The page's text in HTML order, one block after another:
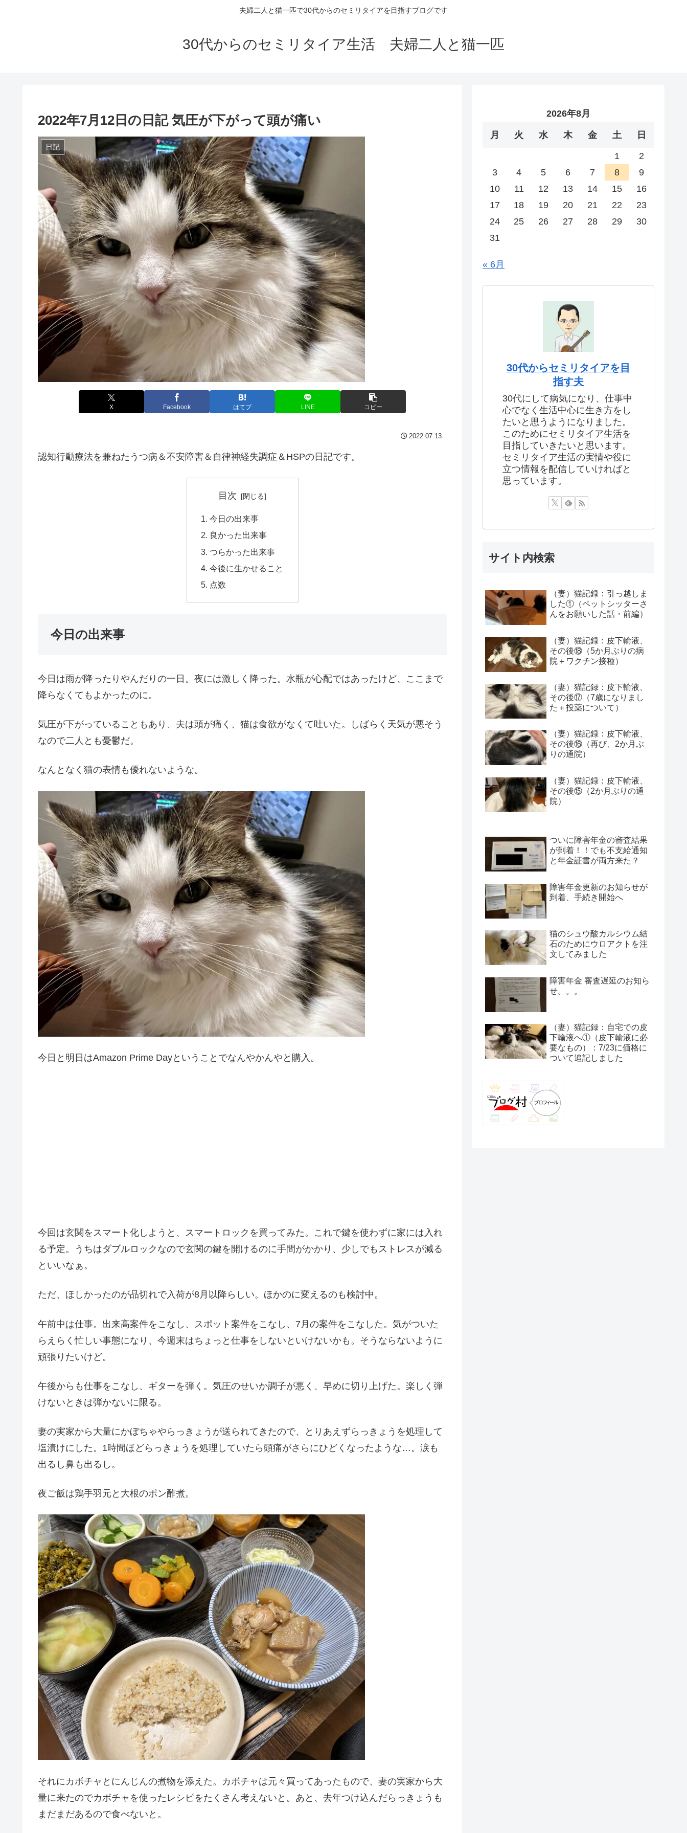
夫婦二人と猫一匹で30代からのセミリタイアを目指すブログです
30代からのセミリタイア生活 夫婦二人と猫一匹
2022年7月12日の日記 気圧が下がって頭が痛い
日記
X Facebook はてブ LINE コピー
2022.07.13
認知行動療法を兼ねたうつ病＆不安障害＆自律神経失調症＆HSPの日記です。
目次
今日の出来事
良かった出来事
つらかった出来事
今後に生かせること
点数
今日の出来事
今日は雨が降ったりやんだりの一日。夜には激しく降った。水瓶が心配ではあったけど、ここまで
降らなくてもよかったのに。
気圧が下がっていることもあり、夫は頭が痛く、猫は食欲がなくて吐いた。しばらく天気が悪そう
なので二人とも憂鬱だ。
なんとなく猫の表情も優れないような。
今日と明日はAmazon Prime Dayということでなんやかんやと購入。
今回は玄関をスマート化しようと、スマートロックを買ってみた。これで鍵を使わずに家には入れ
る予定。うちはダブルロックなので玄関の鍵を開けるのに手間がかかり、少しでもストレスが減る
といいなぁ。
ただ、ほしかったのが品切れで入荷が8月以降らしい。ほかのに変えるのも検討中。
午前中は仕事。出来高案件をこなし、スポット案件をこなし、7月の案件をこなした。気がついた
らえらく忙しい事態になり、今週末はちょっと仕事をしないといけないかも。そうならないように
頑張りたいけど。
午後からも仕事をこなし、ギターを弾く。気圧のせいか調子が悪く、早めに切り上げた。楽しく弾
けないときは弾かないに限る。
妻の実家から大量にかぼちゃやらっきょうが送られてきたので、とりあえずらっきょうを処理して
塩漬けにした。1時間ほどらっきょうを処理していたら頭痛がさらにひどくなったような…。涙も
出るし鼻も出るし。
夜ご飯は鶏手羽元と大根のポン酢煮。
それにカボチャとにんじんの煮物を添えた。カボチャは元々買ってあったもので、妻の実家から大
量に来たのでカボチャを使ったレシピをたくさん考えないと。あと、去年つけ込んだらっきょうも
まだまだあるので食べないと。
2026年8月
月 火 水 木 金 土 日
1
2
3
4 5 6 7 8
9
10
11 12 13 14 15
16
17
18 19 20 21 22
23
24
25 26 27 28 29
30
31
« 6月
30代からセミリタイアを目
指す夫
30代にして病気になり、仕事中
心でなく生活中心に生き方をし
たいと思うようになりました。
このためにセミリタイア生活を
目指していきたいと思います。
セミリタイア生活の実情や役に
立つ情報を配信していければと
思っています。
サイト内検索
（妻）猫記録：引っ越しま
した①（ペットシッターさ
んをお願いした話・前編）
（妻）猫記録：皮下輸液、
その後⑱（5か月ぶりの病
院＋ワクチン接種）
（妻）猫記録：皮下輸液、
その後⑰（7歳になりまし
た＋投薬について）
（妻）猫記録：皮下輸液、
その後⑯（再び、2か月ぶ
りの通院）
（妻）猫記録：皮下輸液、
その後⑮（2か月ぶりの通
院）
ついに障害年金の審査結果
が到着！！でも不支給通知
と年金証書が両方来た？
障害年金更新のお知らせが
到着、手続き開始へ
猫のシュウ酸カルシウム結
石のためにウロアクトを注
文してみました
障害年金 審査遅延のお知ら
せ。。。
（妻）猫記録：自宅での皮
下輸液へ①（皮下輸液に必
要なもの）：7/23に価格に
ついて追記しました